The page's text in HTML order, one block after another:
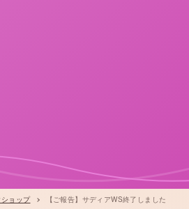
ショップ 【ご報告】サディアWS終了しました